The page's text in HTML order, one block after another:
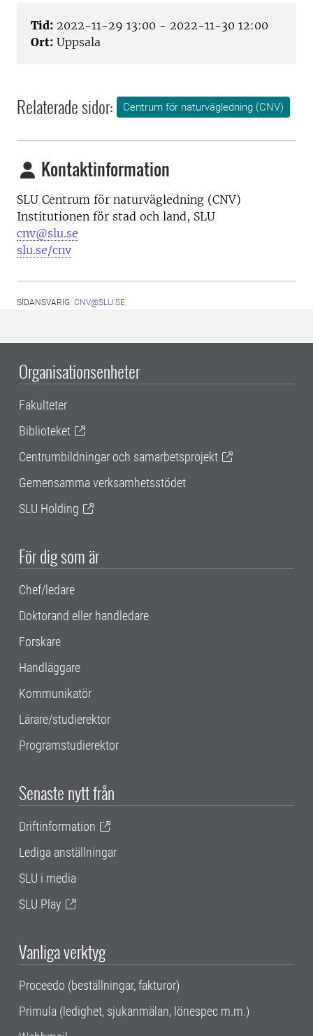
Tid: 2022-11-29 13:00 - 2022-11-30 12:00
Ort: Uppsala
Relaterade sidor: Centrum för naturvägledning (CNV)
Kontaktinformation
SLU Centrum för naturvägledning (CNV)
Institutionen för stad och land, SLU
cnv@slu.se
slu.se/cnv
SIDANSVARIG: CNV@SLU.SE
Organisationsenheter
Fakulteter
Biblioteket
Centrumbildningar och samarbetsprojekt
Gemensamma verksamhetsstödet
SLU Holding
För dig som är
Chef/ledare
Doktorand eller handledare
Forskare
Handläggare
Kommunikatör
Lärare/studierektor
Programstudierektor
Senaste nytt från
Driftinformation
Lediga anställningar
SLU i media
SLU Play
Vanliga verktyg
Proceedo (beställningar, fakturor)
Primula (ledighet, sjukanmälan, lönespec m.m.)